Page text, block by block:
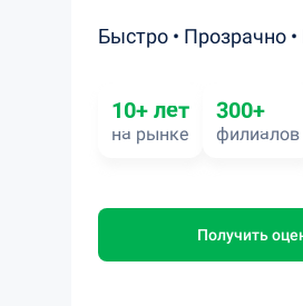
Быстро • Прозрачно
10+ лет
на рынке
300+
филиалов
Получить